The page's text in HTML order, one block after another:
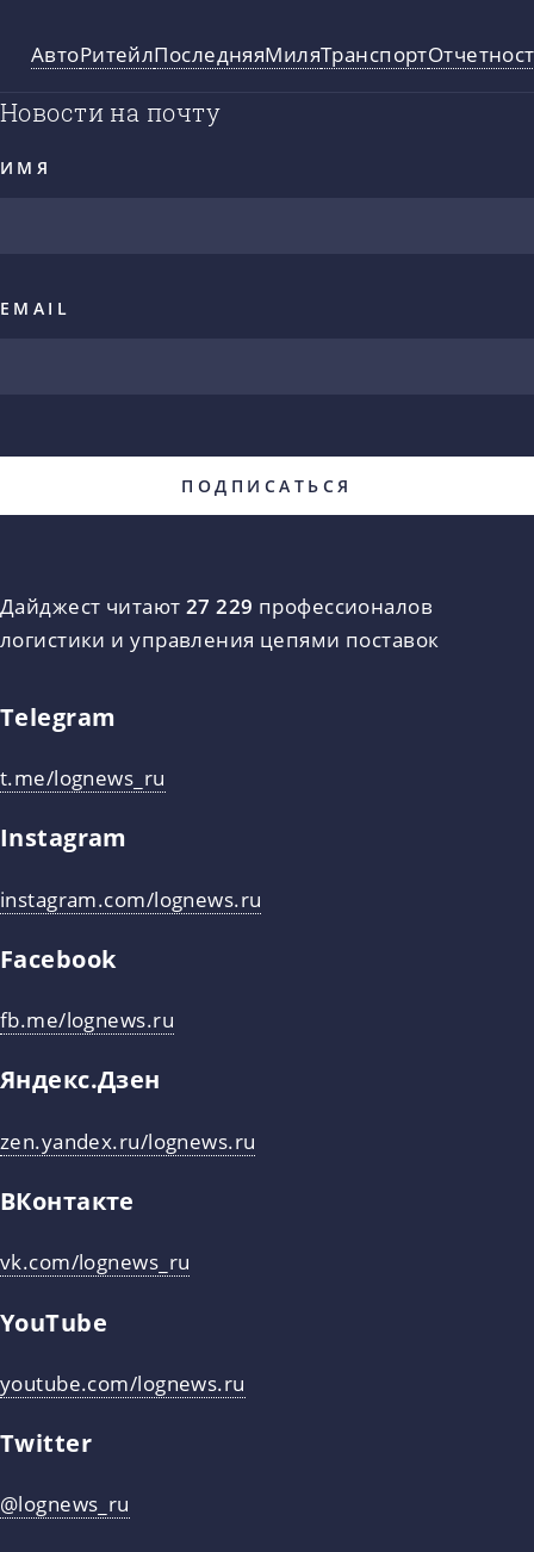
АвтоРитейлПоследняяМиляТранспорт
Новости на почту
ИМЯ
EMAIL
Дайджест читают 27 229 профессионалов
логистики и управления цепями поставок
Telegram
t.me/lognews_ru
Instagram
instagram.com/lognews.ru
Facebook
fb.me/lognews.ru
Яндекс.Дзен
zen.yandex.ru/lognews.ru
ВКонтакте
vk.com/lognews_ru
YouTube
youtube.com/lognews.ru
Twitter
@lognews_ru